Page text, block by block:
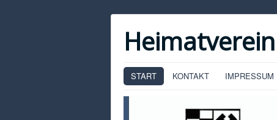
START KONTAKT IMPRESSUM